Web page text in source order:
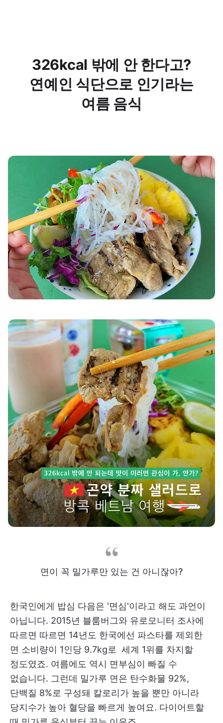
326kcal 밖에 안 한다고?
연예인 식단으로 인기라는
여름 음식
면이 꼭 밀가루만 있는 건 아니잖아?
한국인에게 밥심 다음은 '면심'이라고 해도 과언이
아닙니다. 2015년 블룸버그와 유로모니터 조사에
따르면 따르면 14년도 한국에선 파스타를 제외한
면 소비량이 1인당 9.7kg로 세계 1위를 차지할
정도였죠. 여름에도 역시 면부심이 빠질 수
없습니다. 그런데 밀가루 면은 탄수화물 92%,
단백질 8%로 구성돼 칼로리가 높을 뿐만 아니라
당지수가 높아 혈당을 빠르게 높여요. 다이어트할